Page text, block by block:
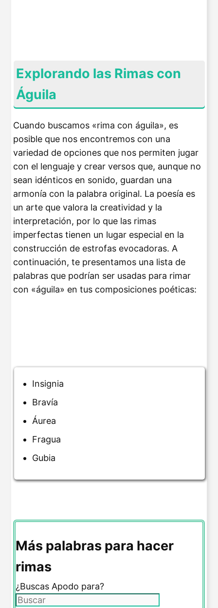
Explorando las Rimas con
Águila
Cuando buscamos «rima con águila», es
posible que nos encontremos con una
variedad de opciones que nos permiten jugar
con el lenguaje y crear versos que, aunque no
sean idénticos en sonido, guardan una
armonía con la palabra original. La poesía es
un arte que valora la creatividad y la
interpretación, por lo que las rimas
imperfectas tienen un lugar especial en la
construcción de estrofas evocadoras. A
continuación, te presentamos una lista de
palabras que podrían ser usadas para rimar
con «águila» en tus composiciones poéticas:
Insignia
Bravía
Áurea
Fragua
Gubia
Más palabras para hacer
rimas
¿Buscas Apodo para?